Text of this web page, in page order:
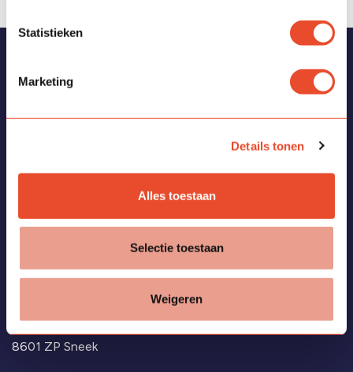
Statistieken
Marketing
Details tonen
Alles toestaan
Selectie toestaan
Weigeren
of neem contact met ons
E:
8601 ZP Sneek